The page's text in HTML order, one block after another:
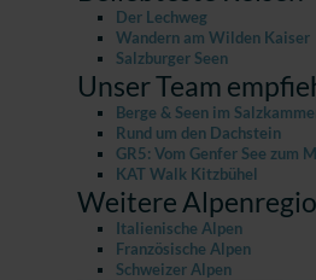
Der Lechweg
Wandern am Wilden Kaiser
Salzburger Seen
Unser Team
Berge & Seen im
Rund um den Dachstein
GR5: Vom Genfer See zum
KAT Walk Kitzbühel
Weitere
Italienische Alpen
Französische Alpen
Schweizer Alpen